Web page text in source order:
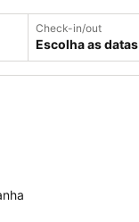
Check-in/out
Escolha as datas